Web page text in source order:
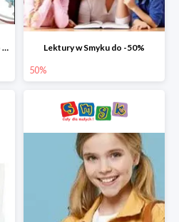
Leżaczki i huśtawki w Smyku do -30% Lektury w Smyku do -50%
50%